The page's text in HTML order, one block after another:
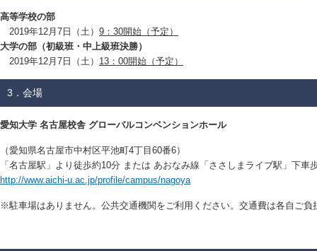
高等学校の部
2019年12月7日（土） 9：30開始（予定）
大学の部（初級班・中上級班決勝）
2019年12月7日（土） 13：00開始（予定）
3．会場
愛知大学 名古屋校舎 グローバルコンベンションホール
（愛知県名古屋市中村区平池町4丁目60番6）
「名古屋駅」より徒歩約10分 または あおなみ線「ささしまライブ駅」下車
http://www.aichi-u.ac.jp/profile/campus/nagoya
※駐車場はありません。公共交通機関をご利用ください。交通費は各自ご負